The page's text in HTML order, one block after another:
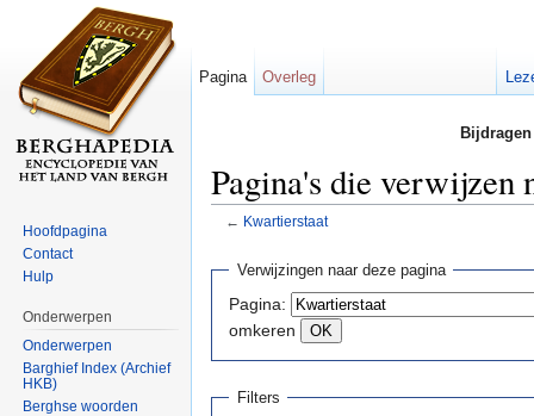
Pagina's die
← Kwartierstaat
Verwijzingen naar deze pagina
Pagina:
omkeren
Filters
Pagina Overleg
Hoofdpagina
Contact
Hulp
Onderwerpen
Onderwerpen
Barghief Index (Archief
HKB)
Berghse woorden